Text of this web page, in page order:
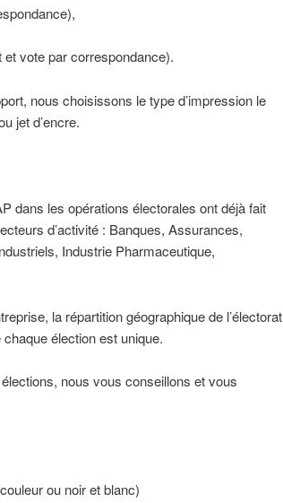
vote par correspondance).
nous choisissons le type d’impression le
jet d’encre.
dans les opérations électorales ont déjà fait
d’activité : Banques, Assurances,
Industrie Pharmaceutique,
la répartition géographique de l’électorat
élection est unique.
nous vous conseillons et vous
ou noir et blanc)